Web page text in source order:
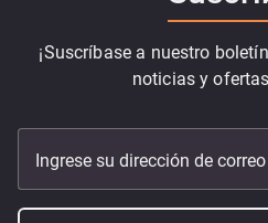
¡Suscríbase a nuestro
noticias y
Ingrese su dirección de